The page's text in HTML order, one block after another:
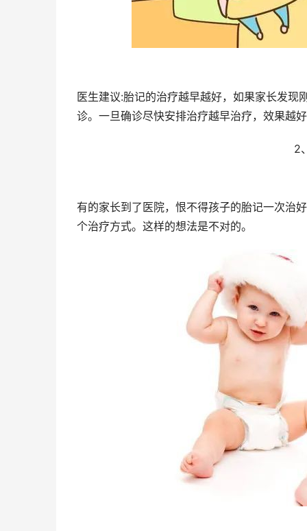
医生建议:胎记的治疗越早越好，如果家长发
诊。一旦确诊尽快安排治疗越早治疗，效果越
2
有的家长到了医院，恨不得孩子的胎记一次治
个治疗方式。这样的想法是不对的。